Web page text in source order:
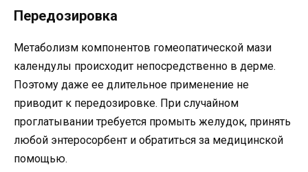
Передозировка
Метаболизм компонентов гомеопатической мази
календулы происходит непосредственно в дерме.
Поэтому даже ее длительное применение не
приводит к передозировке. При случайном
проглатывании требуется промыть желудок, принять
любой энтеросорбент и обратиться за медицинской
помощью.